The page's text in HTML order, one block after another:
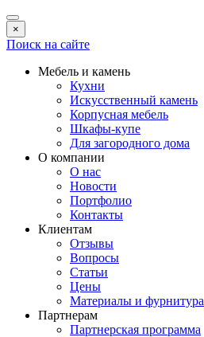
×
Поиск на сайте
Мебель и камень
Кухни
Искусственный камень
Корпусная мебель
Шкафы-купе
Для загородного дома
О компании
О нас
Новости
Портфолио
Контакты
Клиентам
Отзывы
Вопросы
Статьи
Цены
Материалы и фурнитура
Партнерам
Партнерская программа